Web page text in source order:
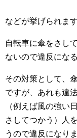
などが挙げられます
自転車に傘をさし
ないので違反にな
その対策として、
ですが、あれも違
（例えば風の強い
さしてつかう）人
うので違反になりま